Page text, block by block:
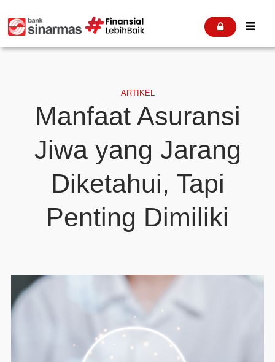
 
ARTIKEL
Manfaat Asuransi
Jiwa yang Jarang
Diketahui, Tapi
Penting Dimiliki